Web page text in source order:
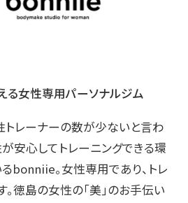
る女性専用パーソナルジム
レーナーの数が少ないと言わ
安心してトレーニングできる環
bonniie。女性専用であり、トレ
徳島の女性の「美」のお手伝い